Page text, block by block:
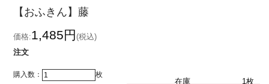
【おふきん】藤
価格: 1,485円(税込)
注文
購入数： 枚
在庫 1枚